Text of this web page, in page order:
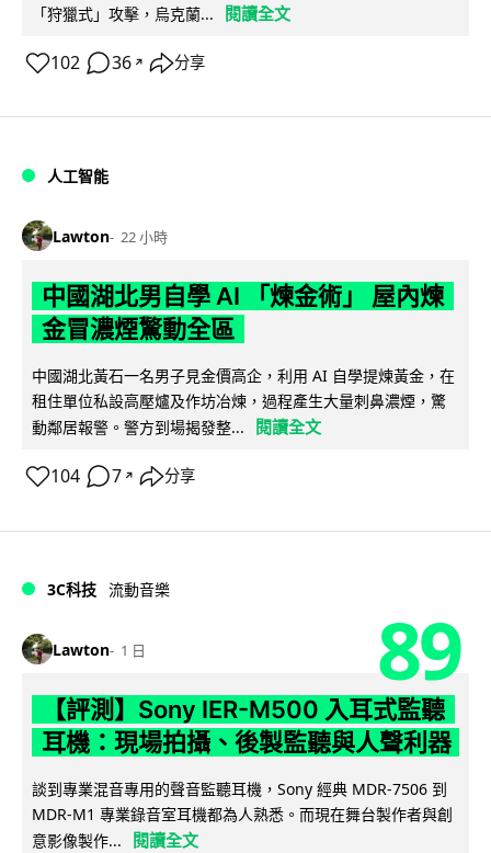
「狩獵式」攻擊，烏克蘭...
閱讀全文
102 36 ↗ 分享
人工智能
Lawton 22 小時
中國湖北男自學 AI 「煉金術」 屋內煉
金冒濃煙驚動全區
中國湖北黃石一名男子見金價高企，利用 AI 自學提煉黃金，在
租住單位私設高壓爐及作坊冶煉，過程產生大量刺鼻濃煙，驚
動鄰居報警。警方到場揭發整...
閱讀全文
104 7 ↗ 分享
3C科技 流動音樂
Lawton 1 日 89
【評測】Sony IER-M500 入耳式監聽
耳機：現場拍攝、後製監聽與人聲利器
談到專業混音專用的聲音監聽耳機，Sony 經典 MDR-7506 到
MDR-M1 專業錄音室耳機都為人熟悉。而現在舞台製作者與創
意影像製作...
閱讀全文